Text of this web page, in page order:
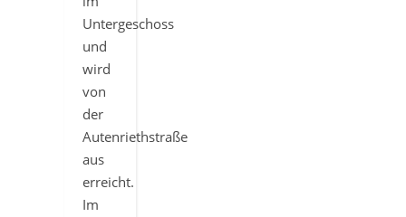
Untergeschoss
und
wird
von
der
Autenriethstraße
aus
erreicht.
Im